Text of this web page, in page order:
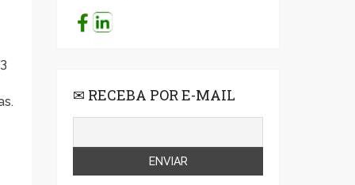
✉ RECEBA POR E-MAIL